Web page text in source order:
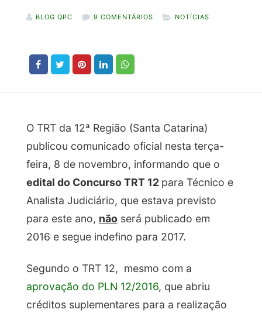
BLOG QPC 9 COMENTÁRIOS NOTÍCIAS
O TRT da 12ª Região (Santa Catarina)
publicou comunicado oficial nesta terça-
feira, 8 de novembro, informando que o
edital do Concurso TRT 12 para Técnico e
Analista Judiciário, que estava previsto
para este ano, nãoserá publicado em
2016 e segue indefino para 2017.
Segundo o TRT 12, mesmo com a
aprovação do PLN 12/2016, que abriu
créditos suplementares para a realização